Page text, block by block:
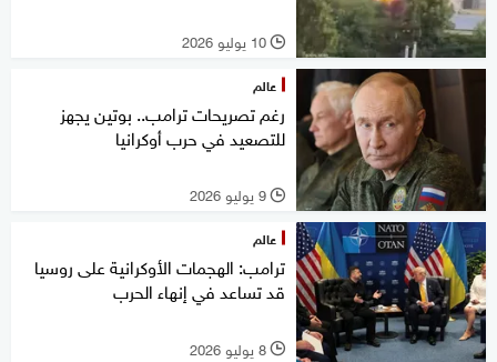
l 10 يوليو 2026
عالم
رغم تصريحات ترامب.. بوتين يجهز
للتصعيد في حرب أوكرانيا
l 9 يوليو 2026
عالم
ترامب: الهجمات الأوكرانية على روسيا
قد تساعد في إنهاء الحرب
l 8 يوليو 2026